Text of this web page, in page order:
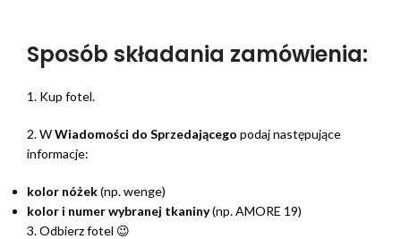
Sposób składania zamówienia:
1. Kup fotel.
2. WWiadomości do Sprzedającego podaj następujące
informacje:
kolor nóżek(np. wenge)
kolor i numer wybranej tkaniny(np. AMORE 19)
3. Odbierz fotel 😉